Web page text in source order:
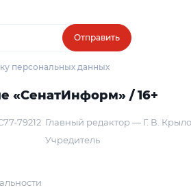
Отправить
персональных данных
«СенатИнформ» / 16+
79212 Главный редактор — Г. В.
Учредитель